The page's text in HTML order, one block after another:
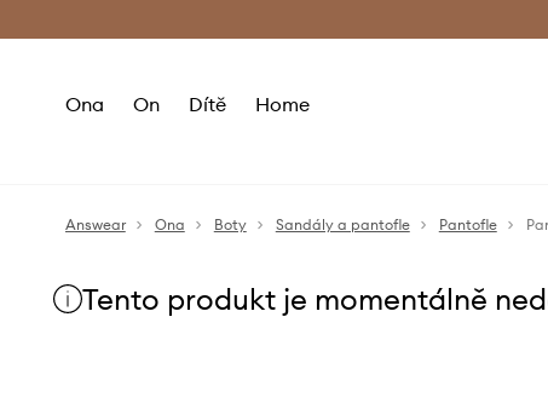
Doručení a
Ona On Dítě Home
Answear Ona Boty Sandály a pantofle Pantofle
Tento produkt je momentálně